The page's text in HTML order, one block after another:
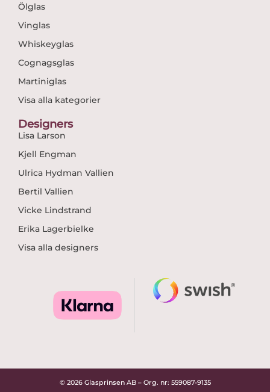
Ölglas
Vinglas
Whiskeyglas
Cognagsglas
Martiniglas
Visa alla kategorier
Designers
Lisa Larson
Kjell Engman
Ulrica Hydman Vallien
Bertil Vallien
Vicke Lindstrand
Erika Lagerbielke
Visa alla designers
© 2026 Glasprinsen AB – Org. nr: 559087-9135